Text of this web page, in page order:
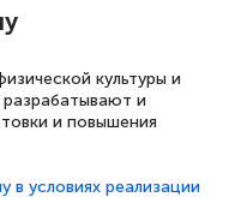
культуры и
и
и повышения
в условиях реализации